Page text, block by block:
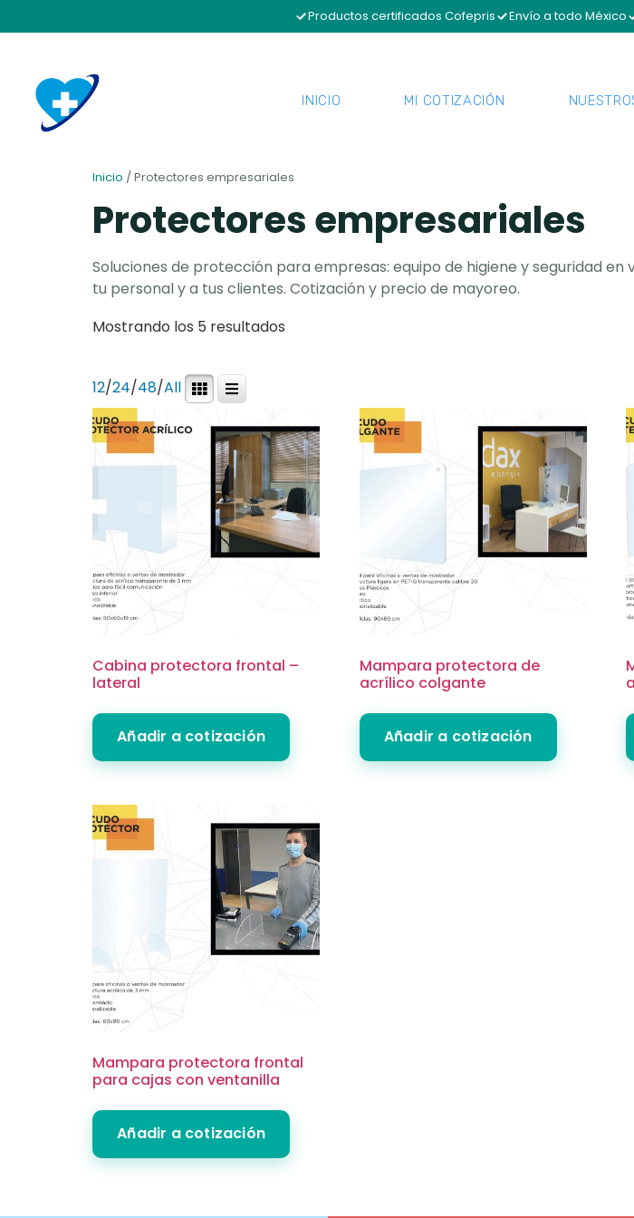
Productos certificados Cofepris Envío a todo México
INICIO MI COTIZACIÓN
Inicio / Protectores empresariales
Protectores empresariales
Soluciones de protección para empresas: equipo de higiene y seguridad
tu personal y a tus clientes. Cotización y precio de mayoreo.
Mostrando los 5 resultados
12/24/48/All
Cabina protectora frontal –
lateral
Añadir a cotización
Mampara protectora de
acrílico colgante
Añadir a cotización
Mampara protectora frontal
para cajas con ventanilla
Añadir a cotización